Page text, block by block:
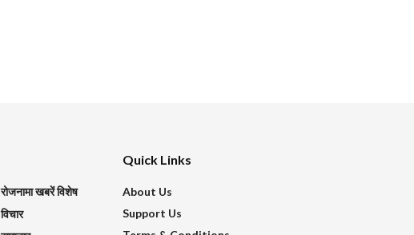
रोजनामा खबरें विशेष
विचार
Quick Links
About Us
Support Us